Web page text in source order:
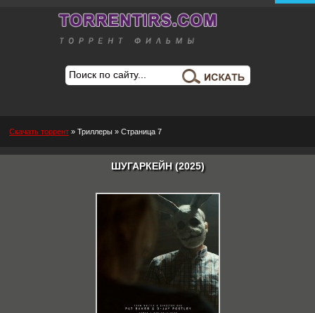
Скачать торрент » Триллеры » Страница 7
ШУГАРКЕЙН (2025)